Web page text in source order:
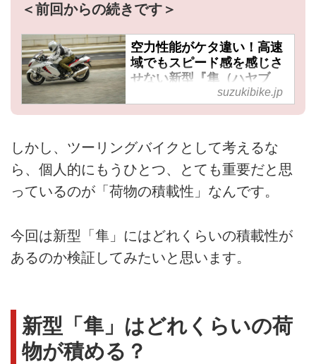
＜前回からの続きです＞
空力性能がケタ違い！高速
域でもスピード感を感じさ
せない新型『隼（ハヤブ
サ）』の快適さって？- ス
suzukibike.jp
しかし、ツーリングバイクとして考えるな
ら、個人的にもうひとつ、とても重要だと思
っているのが「荷物の積載性」なんです。
今回は新型「隼」にはどれくらいの積載性が
あるのか検証してみたいと思います。
新型「隼」はどれくらいの荷
物が積める？